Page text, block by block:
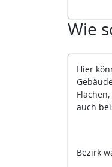
Wie
Hier
auch
Bezirk